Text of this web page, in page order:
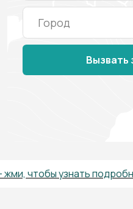
узнать подробнее